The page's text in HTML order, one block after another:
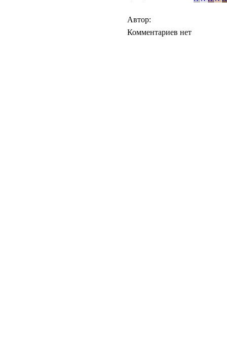
Автор:
Комментариев нет